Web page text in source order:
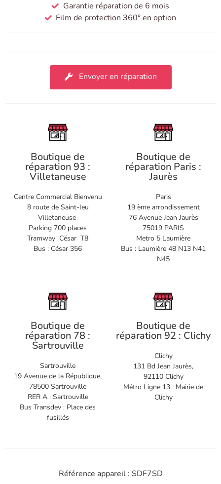
Garantie réparation de 6 mois
Film de protection 360° en option
Envoyer en réparation
Boutique de
réparation 93 :
Villetaneuse
Centre Commercial Bienvenu
8 route de Saint-leu
Villetaneuse
Parking 700 places
Tramway César T8
Bus : César 356
Boutique de
réparation Paris :
Jaurès
Paris
19 ème arrondissement
76 Avenue Jean Jaurès
75019 PARIS
Metro 5 Laumière
Bus : Laumière 48 N13 N41
N45
Boutique de
réparation 78 :
Sartrouville
Sartrouville
19 Avenue de la République,
78500 Sartrouville
RER A : Sartrouville
Bus Transdev : Place des
fusillés
Boutique de
réparation 92 : Clichy
Clichy
131 Bd Jean Jaurès,
92110 Clichy
Métro Ligne 13 : Mairie de
Clichy
Référence appareil : SDF7SD